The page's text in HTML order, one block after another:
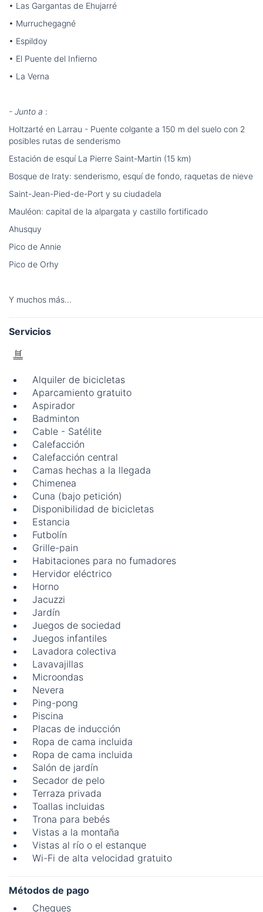
• Las Gargantas de Ehujarré
• Murruchegagné
• Espildoy
• El Puente del Infierno
• La Verna
- Junto a :
Holtzarté en Larrau - Puente colgante a 150 m del suelo con 2
posibles rutas de senderismo
Estación de esquí La Pierre Saint-Martin (15 km)
Bosque de Iraty: senderismo, esquí de fondo, raquetas de nieve
Saint-Jean-Pied-de-Port y su ciudadela
Mauléon: capital de la alpargata y castillo fortificado
Ahusquy
Pico de Annie
Pico de Orhy
Y muchos más...
Servicios
Alquiler de bicicletas
Aparcamiento gratuito
Aspirador
Badminton
Cable - Satélite
Calefacción
Calefacción central
Camas hechas a la llegada
Chimenea
Cuna (bajo petición)
Disponibilidad de bicicletas
Estancia
Futbolín
Grille-pain
Habitaciones para no fumadores
Hervidor eléctrico
Horno
Jacuzzi
Jardín
Juegos de sociedad
Juegos infantiles
Lavadora colectiva
Lavavajillas
Microondas
Nevera
Ping-pong
Piscina
Placas de inducción
Ropa de cama incluida
Ropa de cama incluida
Salón de jardín
Secador de pelo
Terraza privada
Toallas incluidas
Trona para bebés
Vistas a la montaña
Vistas al río o el estanque
Wi-Fi de alta velocidad gratuito
Métodos de pago
Cheques